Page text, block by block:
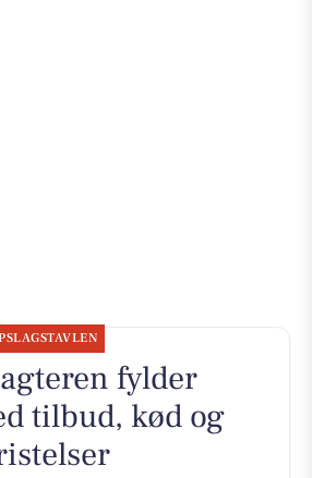
fylder
tilbud, kød og